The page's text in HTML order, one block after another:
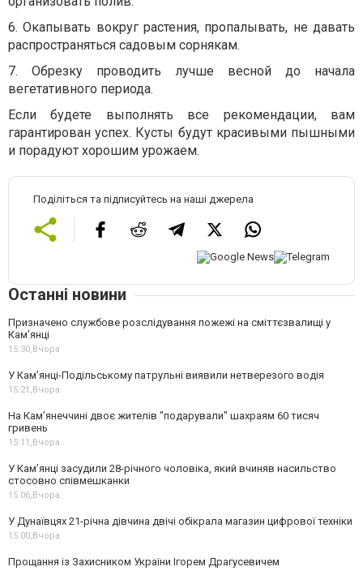
6. Окапывать вокруг растения, пропалывать, не давать
распространяться садовым сорнякам.
7. Обрезку проводить лучше весной до начала
вегетативного периода.
Если будете выполнять все рекомендации, вам
гарантирован успех. Кусты будут красивыми пышными
и порадуют хорошим урожаем.
Поділіться та підписуйтесь на наші джерела
Останні новини
Призначено службове розслідування пожежі на сміттєзвалищі у
Кам’янці
15:30,Вчора
У Кам’янці-Подільському патрульні виявили нетверезого водія
15:21,Вчора
На Камʼянеччині двоє жителів "подарували" шахраям 60 тисяч
гривень
15:11,Вчора
У Камʼянці засудили 28-річного чоловіка, який вчиняв насильство
стосовно співмешканки
15:06,Вчора
У Дунаївцях 21-річна дівчина двічі обікрала магазин цифрової техніки
15:00,Вчора
Прощання із Захисником України Ігорем Драгусевичем